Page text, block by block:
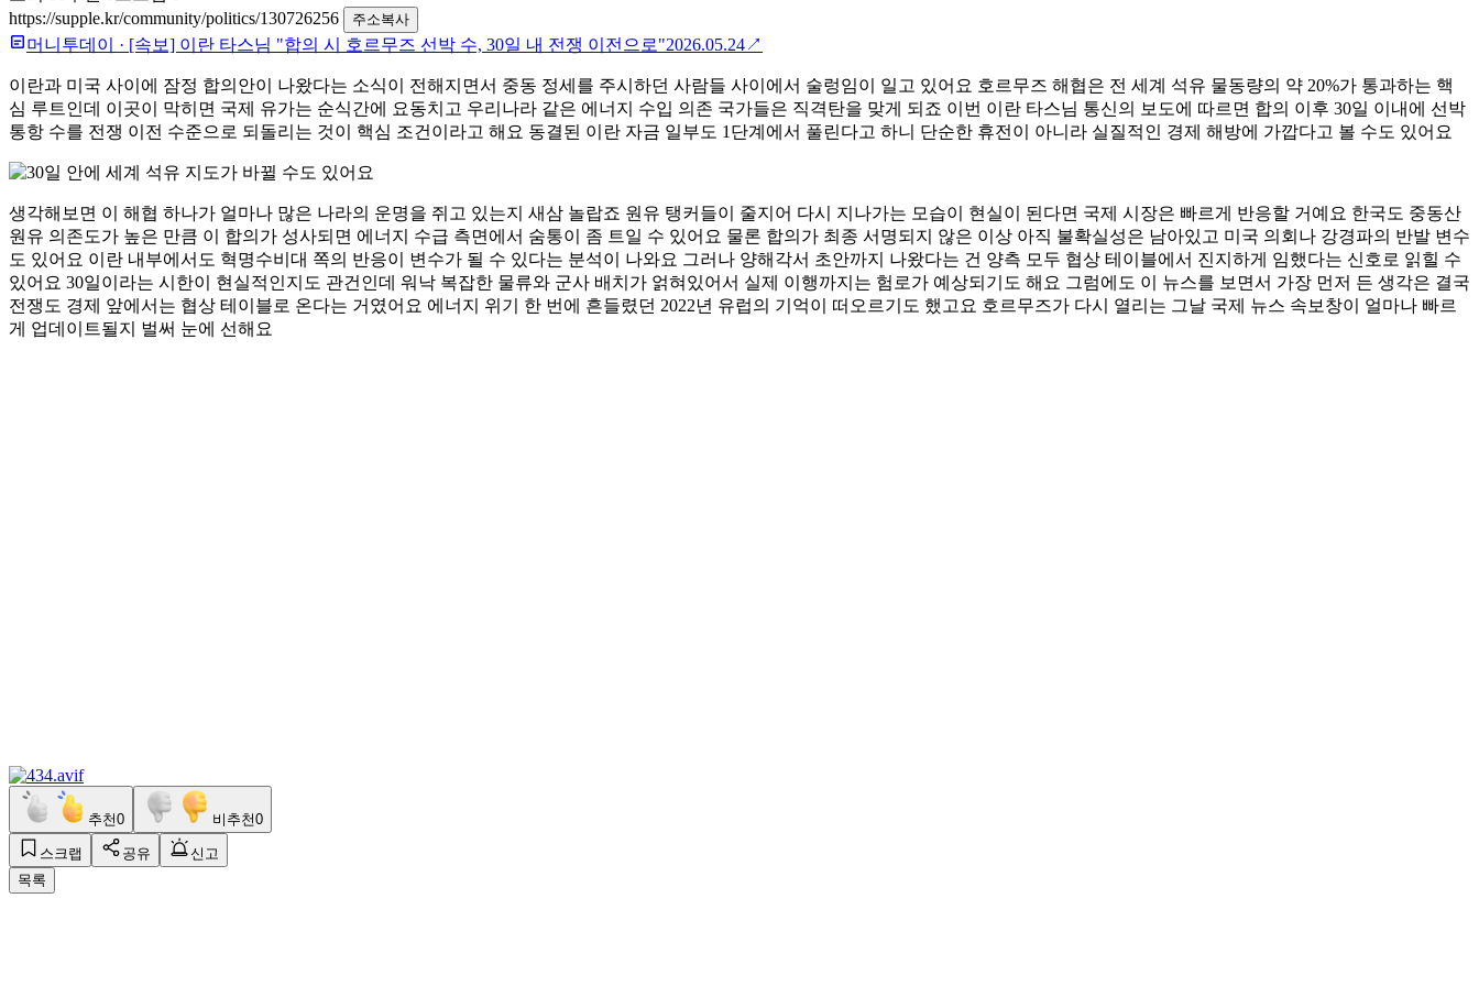
https://supple.kr/community/politics/130726256
주소복사
머니투데이 · [속보] 이란 타스님 "합의 시 호르무즈 선박 수, 30일 내 전쟁 이전으로"2026.05.24↗
이란과 미국 사이에 잠정 합의안이 나왔다는 소식이 전해지면서 중동 정세를 주시하던 사람들 사이에서 술렁임이 일고 있어요 호르무즈 해협은 전 세계 석유 물동량의 약 20%가 통과하는 핵
심 루트인데 이곳이 막히면 국제 유가는 순식간에 요동치고 우리나라 같은 에너지 수입 의존 국가들은 직격탄을 맞게 되죠 이번 이란 타스님 통신의 보도에 따르면 합의 이후 30일 이내에 선박
통항 수를 전쟁 이전 수준으로 되돌리는 것이 핵심 조건이라고 해요 동결된 이란 자금 일부도 1단계에서 풀린다고 하니 단순한 휴전이 아니라 실질적인 경제 해방에 가깝다고 볼 수도 있어요
생각해보면 이 해협 하나가 얼마나 많은 나라의 운명을 쥐고 있는지 새삼 놀랍죠 원유 탱커들이 줄지어 다시 지나가는 모습이 현실이 된다면 국제 시장은 빠르게 반응할 거예요 한국도 중동산
원유 의존도가 높은 만큼 이 합의가 성사되면 에너지 수급 측면에서 숨통이 좀 트일 수 있어요 물론 합의가 최종 서명되지 않은 이상 아직 불확실성은 남아있고 미국 의회나 강경파의 반발 변수
도 있어요 이란 내부에서도 혁명수비대 쪽의 반응이 변수가 될 수 있다는 분석이 나와요 그러나 양해각서 초안까지 나왔다는 건 양측 모두 협상 테이블에서 진지하게 임했다는 신호로 읽힐 수
있어요 30일이라는 시한이 현실적인지도 관건인데 워낙 복잡한 물류와 군사 배치가 얽혀있어서 실제 이행까지는 험로가 예상되기도 해요 그럼에도 이 뉴스를 보면서 가장 먼저 든 생각은 결국
전쟁도 경제 앞에서는 협상 테이블로 온다는 거였어요 에너지 위기 한 번에 흔들렸던 2022년 유럽의 기억이 떠오르기도 했고요 호르무즈가 다시 열리는 그날 국제 뉴스 속보창이 얼마나 빠르
게 업데이트될지 벌써 눈에 선해요
추천0 비추천0
스크랩 공유
신고
목록